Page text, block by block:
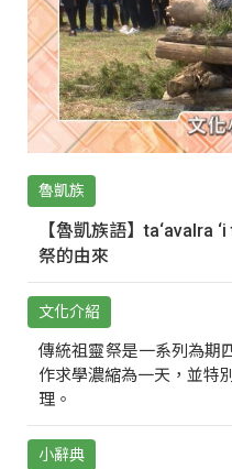
魯凱族
【魯凱族語】ta‘avalra
祭的由來
文化介紹
傳統祖靈祭是一系列為期
作求學濃縮為一天，並特
理。
小辭典